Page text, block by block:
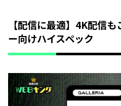
【配信に最適】4K配信
ー向けハイスペック